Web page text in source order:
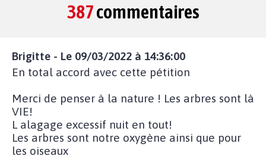
387commentaires
Brigitte - Le 09/03/2022 à 14:36:00
En total accord avec cette pétition
Merci de penser à la nature ! Les arbres sont là
VIE!
L alagage excessif nuit en tout!
Les arbres sont notre oxygène ainsi que pour
les oiseaux